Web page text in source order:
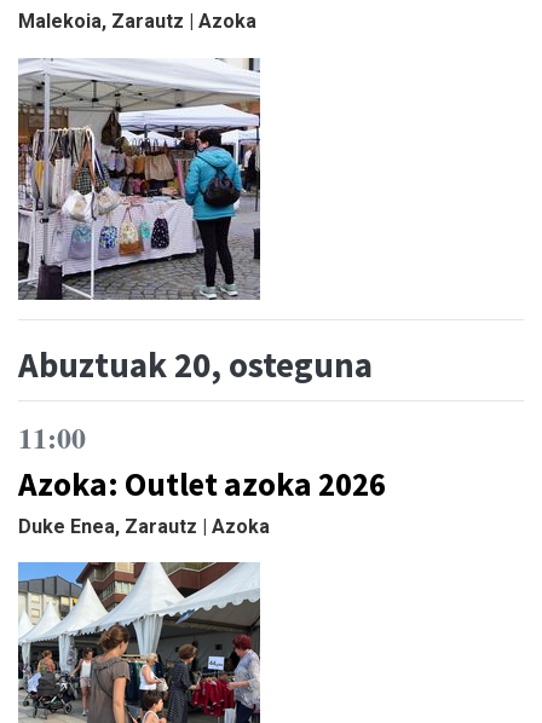
Malekoia, Zarautz | Azoka
Abuztuak 20, osteguna
11:00
Azoka: Outlet azoka 2026
Duke Enea, Zarautz | Azoka